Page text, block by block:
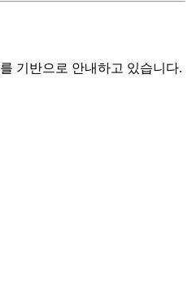
기반으로 안내하고 있습니다.